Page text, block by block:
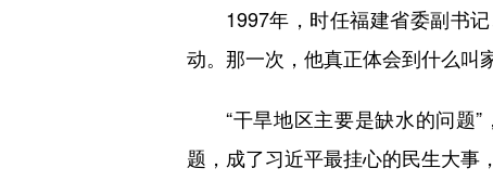
1997年，时任福建省委副书记
动。那一次，他真正体会到什么叫
“干旱地区主要是缺水的问题”
题，成了习近平最挂心的民生大事